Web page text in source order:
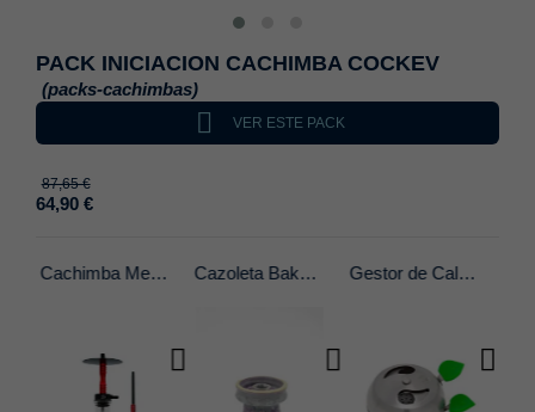
PACK INICIACION CACHIMBA COCKEV
(packs-cachimbas)
 VER ESTE PACK
87,65 €
64,90 €
Cazoleta Bakkali Atlantis Phunnel Gestor de Calor Provost - 2.0 Aluminio 40 Micras Precortado 50 uds